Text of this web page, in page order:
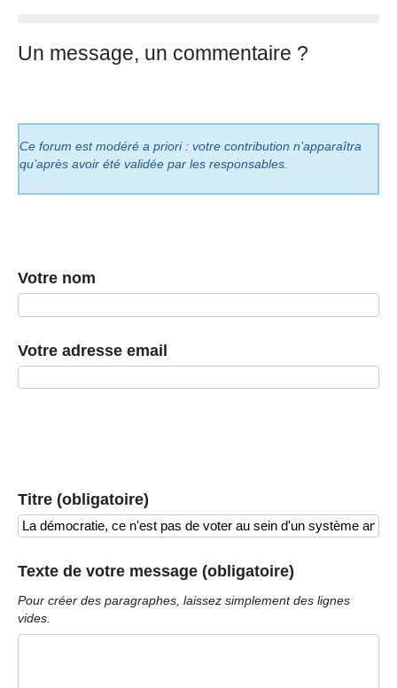
Un message, un commentaire ?
Ce forum est modéré a priori : votre contribution n’apparaîtra
qu’après avoir été validée par les responsables.
Votre nom
Votre adresse email
Titre (obligatoire)
Texte de votre message (obligatoire)
Pour créer des paragraphes, laissez simplement des lignes
vides.